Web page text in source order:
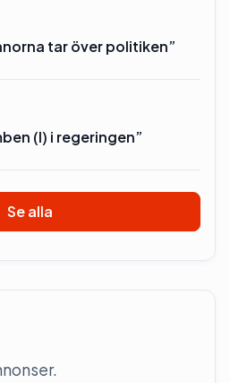
tar över politiken”
(l) i regeringen”
Se alla